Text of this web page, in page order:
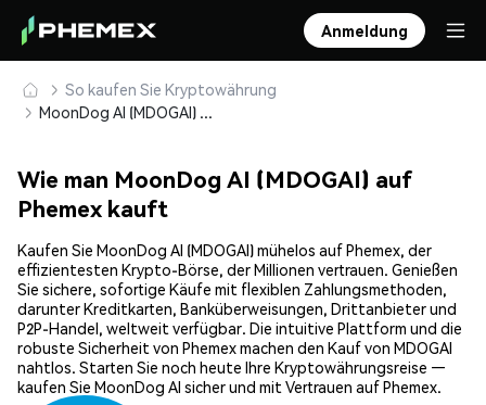
Anmeldung
So kaufen Sie Kryptowährung
MoonDog AI (MDOGAI) sicher kaufen und speichern
Wie man MoonDog AI (MDOGAI) auf
Phemex kauft
Kaufen Sie MoonDog AI (MDOGAI) mühelos auf Phemex, der
effizientesten Krypto-Börse, der Millionen vertrauen. Genießen
Sie sichere, sofortige Käufe mit flexiblen Zahlungsmethoden,
darunter Kreditkarten, Banküberweisungen, Drittanbieter und
P2P-Handel, weltweit verfügbar. Die intuitive Plattform und die
robuste Sicherheit von Phemex machen den Kauf von MDOGAI
nahtlos. Starten Sie noch heute Ihre Kryptowährungsreise —
kaufen Sie MoonDog AI sicher und mit Vertrauen auf Phemex.